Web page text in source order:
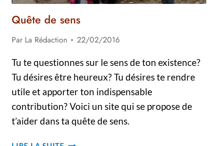
Quête de sens
Par La Rédaction
22/02/2016
Tu te questionnes sur le sens de ton existence?
Tu désires être heureux? Tu désires te rendre
utile et apporter ton indispensable
contribution? Voici un site qui se propose de
t’aider dans ta quête de sens.
QUÊTE